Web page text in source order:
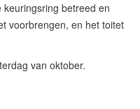
betreed en
voorbrengen, en het toitet
van oktober.